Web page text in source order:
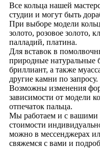
Все кольца нашей
студии и могут быть
При выборе модели
золото, розовое золото,
палладий, платина.
Для вставок в
природные натуральные
бриллиант, а также
другие камни по запросу.
Возможны изменения
зависимости от модели
отпечаток пальца.
Мы работаем и с вашими
стоимости
можно в мессенджерах
свяжемся с вами и